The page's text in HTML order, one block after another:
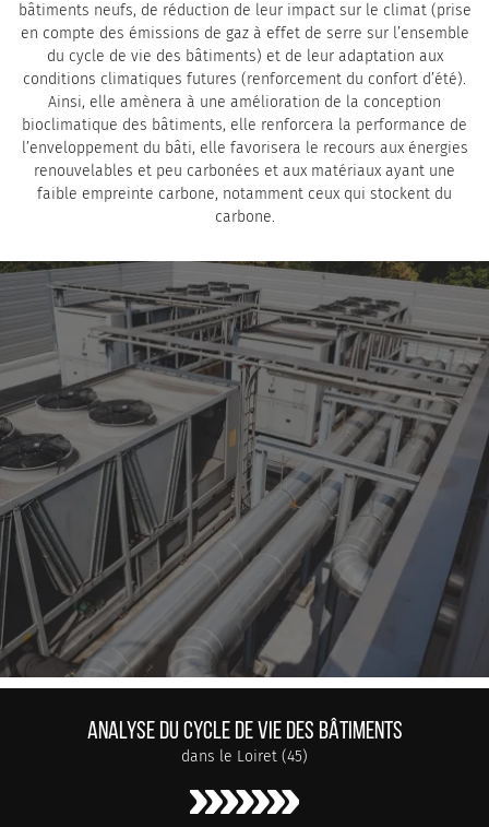
bâtiments neufs, de réduction de leur impact sur le climat (prise
en compte des émissions de gaz à effet de serre sur l’ensemble
du cycle de vie des bâtiments) et de leur adaptation aux
conditions climatiques futures (renforcement du confort d’été).
Ainsi, elle amènera à une amélioration de la conception
bioclimatique des bâtiments, elle renforcera la performance de
l’enveloppement du bâti, elle favorisera le recours aux énergies
renouvelables et peu carbonées et aux matériaux ayant une
faible empreinte carbone, notamment ceux qui stockent du
carbone.
ANALYSE DU CYCLE DE VIE DES BÂTIMENTS
dans le Loiret (45)